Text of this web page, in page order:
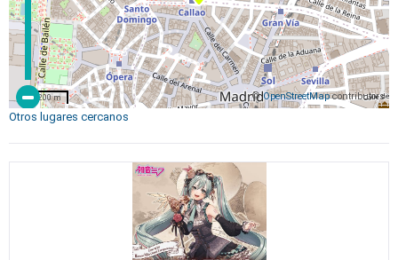
©OpenStreetMapcontributors
200 m
Otros lugares cercanos